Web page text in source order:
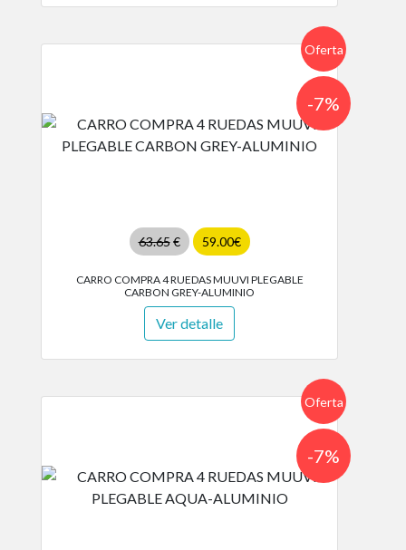
Oferta
63.65€ 59.00€
-7%
CARRO COMPRA 4 RUEDAS MUUVI PLEGABLE
CARBON GREY-ALUMINIO
Ver detalle
Oferta
-7%